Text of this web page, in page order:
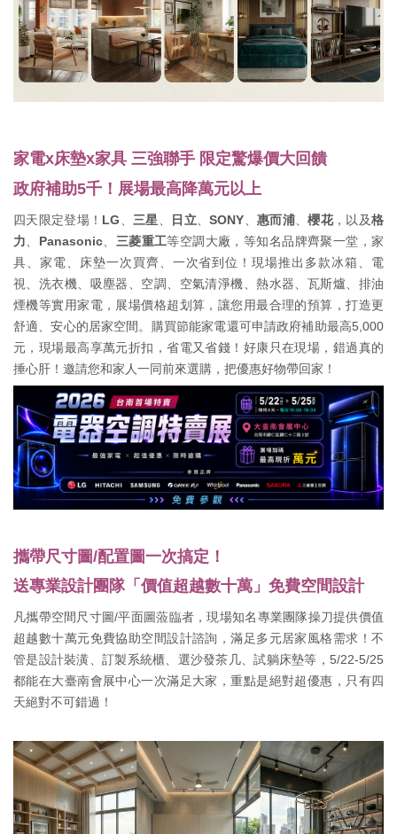
家電x床墊x家具 三強聯手 限定驚爆價大回饋
政府補助5千！展場最高降萬元以上
四天限定登場！ LG 三星 日立、SONY 惠而浦 、櫻花，以及格
力
Panasonic、 三菱重工等空調大廠，等知名品牌齊聚一堂，家
具、家電、床墊一次買齊、一次省到位！現場推出多款冰箱、電
視、洗衣機、吸塵器、空調、空氣清淨機、熱水器、瓦斯爐、排油
煙機等實用家電，展場價格超划算，讓您用最合理的預算，打造更
舒適、安心的居家空間。購買節能家電還可申請政府補助最高5,000
元，現場最高享萬元折扣，省電又省錢！好康只在現場，錯過真的
捶心肝！邀請您和家人一同前來選購，把優惠好物帶回家！
攜帶尺寸圖/配置圖一次搞定！
送專業設計團隊「價值超越數十萬」免費空間設計
凡攜帶空間尺寸圖/平面圖蒞臨者，現場知名專業團隊操刀提供價值
超越數十萬元免費協助空間設計諮詢，滿足多元居家風格需求！不
管是設計裝潢、訂製系統櫃、選沙發茶几、試躺床墊等，5/22-5/25
都能在大臺南會展中心一次滿足大家，重點是絕對超優惠，只有四
天絕對不可錯過！